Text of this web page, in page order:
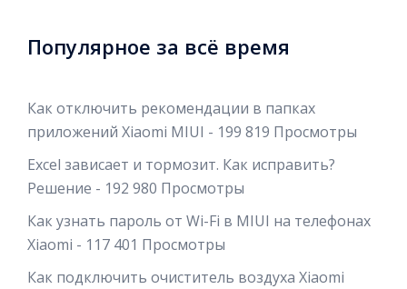
Популярное за всё время
Как отключить рекомендации в папках
приложений Xiaomi MIUI - 199 819 Просмотры
Excel зависает и тормозит. Как исправить?
Решение - 192 980 Просмотры
Как узнать пароль от Wi-Fi в MIUI на телефонах
Xiaomi - 117 401 Просмотры
Как подключить очиститель воздуха Xiaomi